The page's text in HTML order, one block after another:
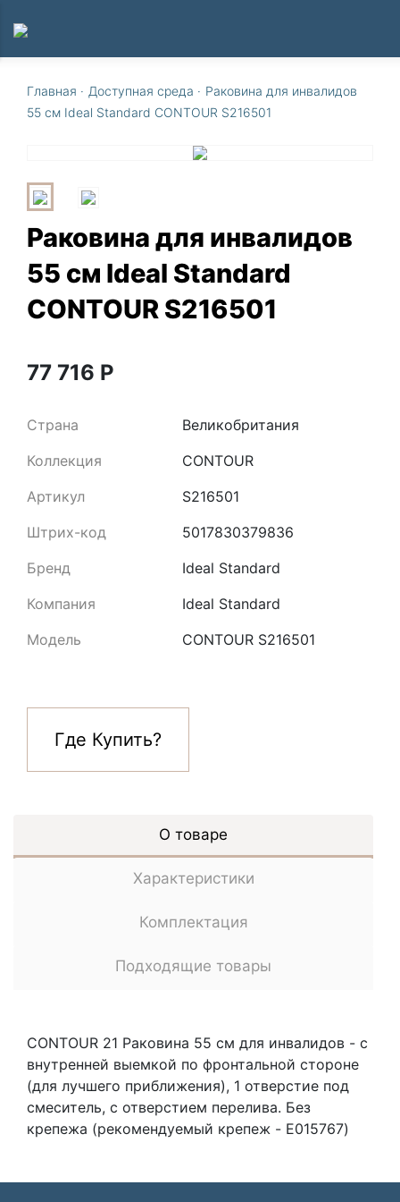
Главная · Доступная среда · Раковина для инвалидов
55 см Ideal Standard CONTOUR S216501
Раковина для инвалидов
55 см Ideal Standard
CONTOUR S216501
77 716 Р
Страна
Великобритания
Коллекция
CONTOUR
Артикул
S216501
Штрих-код
5017830379836
Бренд
Ideal Standard
Компания
Ideal Standard
Модель
CONTOUR S216501
Где Купить?
О товаре
Характеристики
Комплектация
Подходящие товары
CONTOUR 21 Раковина 55 см для инвалидов - с
внутренней выемкой по фронтальной стороне
(для лучшего приближения), 1 отверстие под
смеситель, с отверстием перелива. Без
крепежа (рекомендуемый крепеж - E015767)